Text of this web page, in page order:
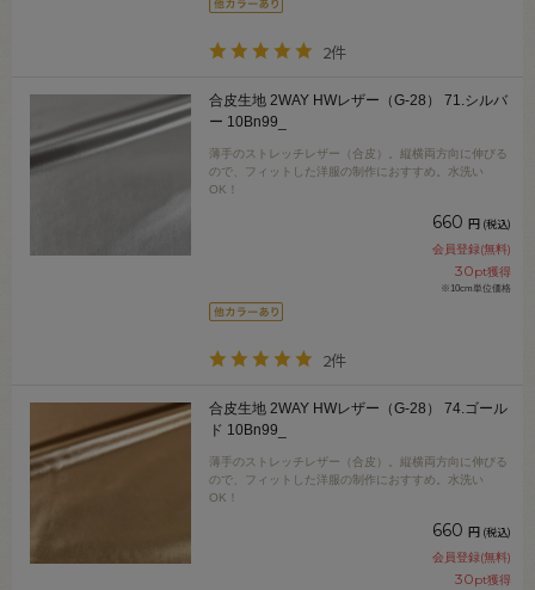
2件
合皮生地 2WAY HWレザー（G-28） 71.シルバ
ー 10Bn99_
薄手のストレッチレザー（合皮）。縦横両方向に伸びる
ので、フィットした洋服の制作におすすめ。水洗い
OK！
660 円 (税込)
会員登録(無料)
30pt獲得
※10cm単位価格
2件
合皮生地 2WAY HWレザー（G-28） 74.ゴール
ド 10Bn99_
薄手のストレッチレザー（合皮）。縦横両方向に伸びる
ので、フィットした洋服の制作におすすめ。水洗い
OK！
660 円 (税込)
会員登録(無料)
30pt獲得